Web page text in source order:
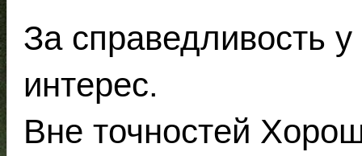
За справедливость
интерес.
Вне точностей